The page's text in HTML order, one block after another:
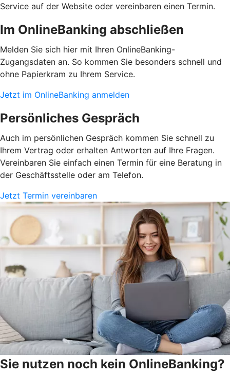
Service auf der Website oder vereinbaren einen Termin.
Im OnlineBanking abschließen
Melden Sie sich hier mit Ihren OnlineBanking-
Zugangsdaten an. So kommen Sie besonders schnell und
ohne Papierkram zu Ihrem Service.
Jetzt im OnlineBanking anmelden
Persönliches Gespräch
Auch im persönlichen Gespräch kommen Sie schnell zu
Ihrem Vertrag oder erhalten Antworten auf Ihre Fragen.
Vereinbaren Sie einfach einen Termin für eine Beratung in
der Geschäftsstelle oder am Telefon.
Jetzt Termin vereinbaren
Sie nutzen noch kein OnlineBanking?